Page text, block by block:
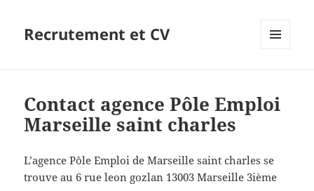
Recrutement et CV
Contact agence Pôle Emploi
Marseille saint charles
L’agence Pôle Emploi de Marseille saint charles se
trouve au 6 rue leon gozlan 13003 Marseille 3ième